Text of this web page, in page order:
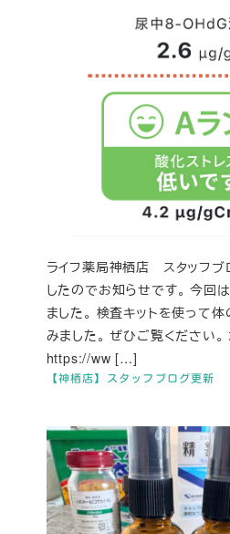
【神栖店】スタッフブログ更新
ライフ薬局神栖店 スタッフブ
したのでお知らせです。 今回
ました。 検査キットを使って
みました。 ぜひご覧ください
https://ww […]